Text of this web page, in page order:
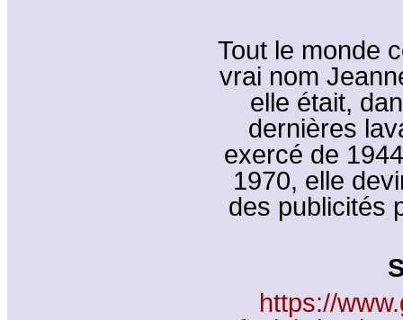
Tout le monde
vrai nom
elle était,
dernières
exercé de
1970, elle
des publicités
https://